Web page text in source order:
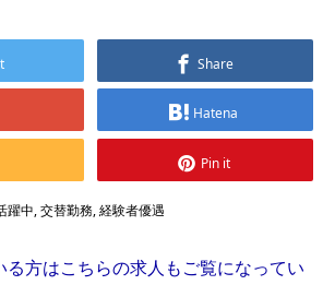
Share
Hatena
Pin it
躍中,交替勤務,経験者優遇
る方はこちらの求人もご覧になってい